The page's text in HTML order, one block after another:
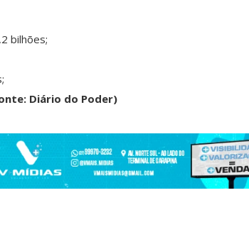
bilhões;
Diário do Poder)